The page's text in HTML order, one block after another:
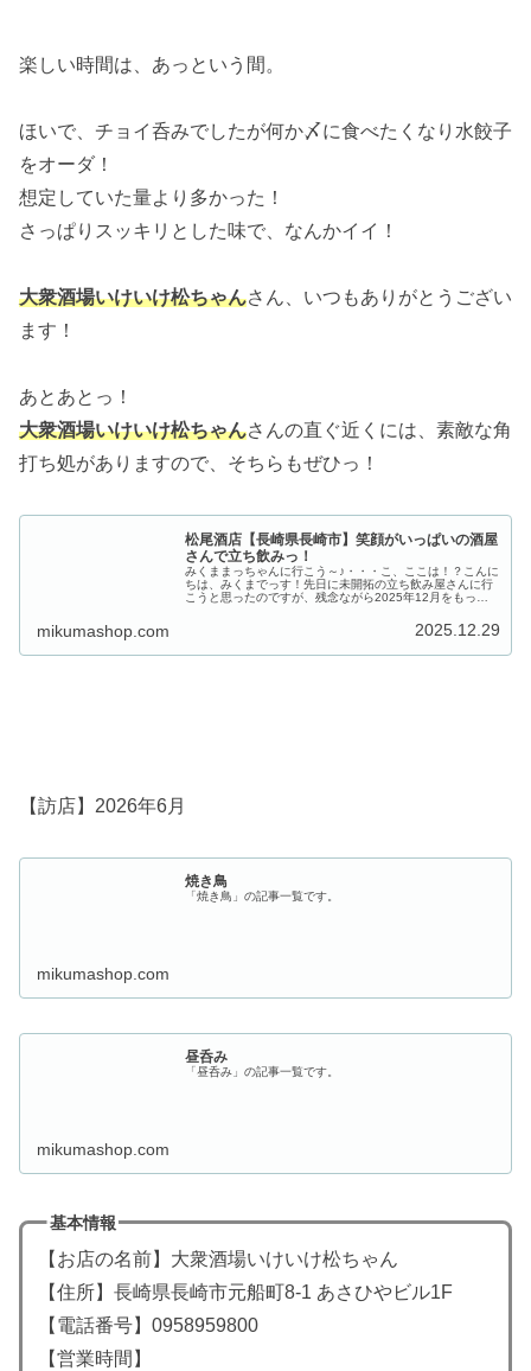
楽しい時間は、あっという間。
ほいで、チョイ呑みでしたが何か〆に食べたくなり水餃子
をオーダ！
想定していた量より多かった！
さっぱりスッキリとした味で、なんかイイ！
大衆酒場いけいけ松ちゃんさん、いつもありがとうござい
ます！
あとあとっ！
大衆酒場いけいけ松ちゃんさんの直ぐ近くには、素敵な角
打ち処がありますので、そちらもぜひっ！
松尾酒店【長崎県長崎市】笑顔がいっぱいの酒屋
さんで立ち飲みっ！
みくままっちゃんに行こう～♪・・・こ、ここは！？こんに
ちは、みくまでっす！先日に未開拓の立ち飲み屋さんに行
こうと思ったのですが、残念ながら2025年12月をもって
mikumashop.com 2025.12.29
【訪店】2026年6月
焼き鳥
「焼き鳥」の記事一覧です。
mikumashop.com
昼呑み
「昼呑み」の記事一覧です。
mikumashop.com
基本情報
【お店の名前】大衆酒場いけいけ松ちゃん
【住所】長崎県長崎市元船町8-1 あさひやビル1F
【電話番号】0958959800
【営業時間】